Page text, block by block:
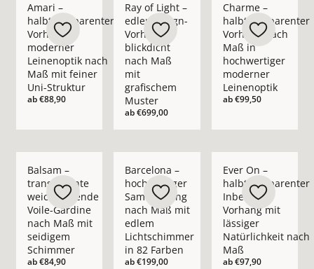
Amari –
halbtransparenter
Vorhang in
moderner
Leinenoptik nach
Maß mit feiner
Uni-Struktur
ab€88,90
Ray of Light –
edler Design-
Vorhang
blickdicht
nach Maß
mit
grafischem
Muster
ab€699,00
Charme –
halbtransparenter
Vorhang nach
Maß in
hochwertiger
moderner
Leinenoptik
ab€99,50
Balsam –
transparente
weichfließende
Voile-Gardine
nach Maß mit
seidigem
Schimmer
ab€84,90
Barcelona –
hochwertiger
Samtvorhang
nach Maß mit
edlem
Lichtschimmer
in 82 Farben
ab€199,00
Ever On –
halbtransparenter
Inbetween
Vorhang mit
lässiger
Natürlichkeit nach
Maß
ab€97,90